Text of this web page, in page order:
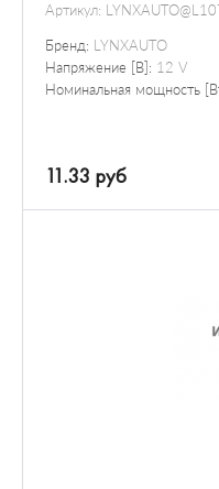
Артикул:
Бренд: LYNXAUTO
Напряжение [В]: 12 V
Номинальная мощность
11.33 руб